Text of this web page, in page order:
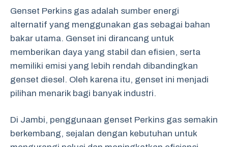
Genset Perkins gas adalah sumber energi
alternatif yang menggunakan gas sebagai bahan
bakar utama. Genset ini dirancang untuk
memberikan daya yang stabil dan efisien, serta
memiliki emisi yang lebih rendah dibandingkan
genset diesel. Oleh karena itu, genset ini menjadi
pilihan menarik bagi banyak industri.
Di Jambi, penggunaan genset Perkins gas semakin
berkembang, sejalan dengan kebutuhan untuk